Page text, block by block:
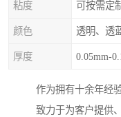
粘度 可按需定
颜色 透明、透
厚度 0.05mm-
作为拥有十余年经
致力于为客户提供